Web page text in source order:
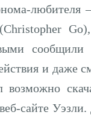
сообщили
и даже
сайте